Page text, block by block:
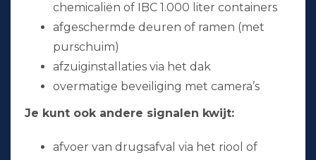
chemicaliën of IBC 1.000 liter containers
afgeschermde deuren of ramen (met
purschuim)
afzuiginstallaties via het dak
overmatige beveiliging met camera’s
Je kunt ook andere signalen kwijt:
afvoer van drugsafval via het riool of